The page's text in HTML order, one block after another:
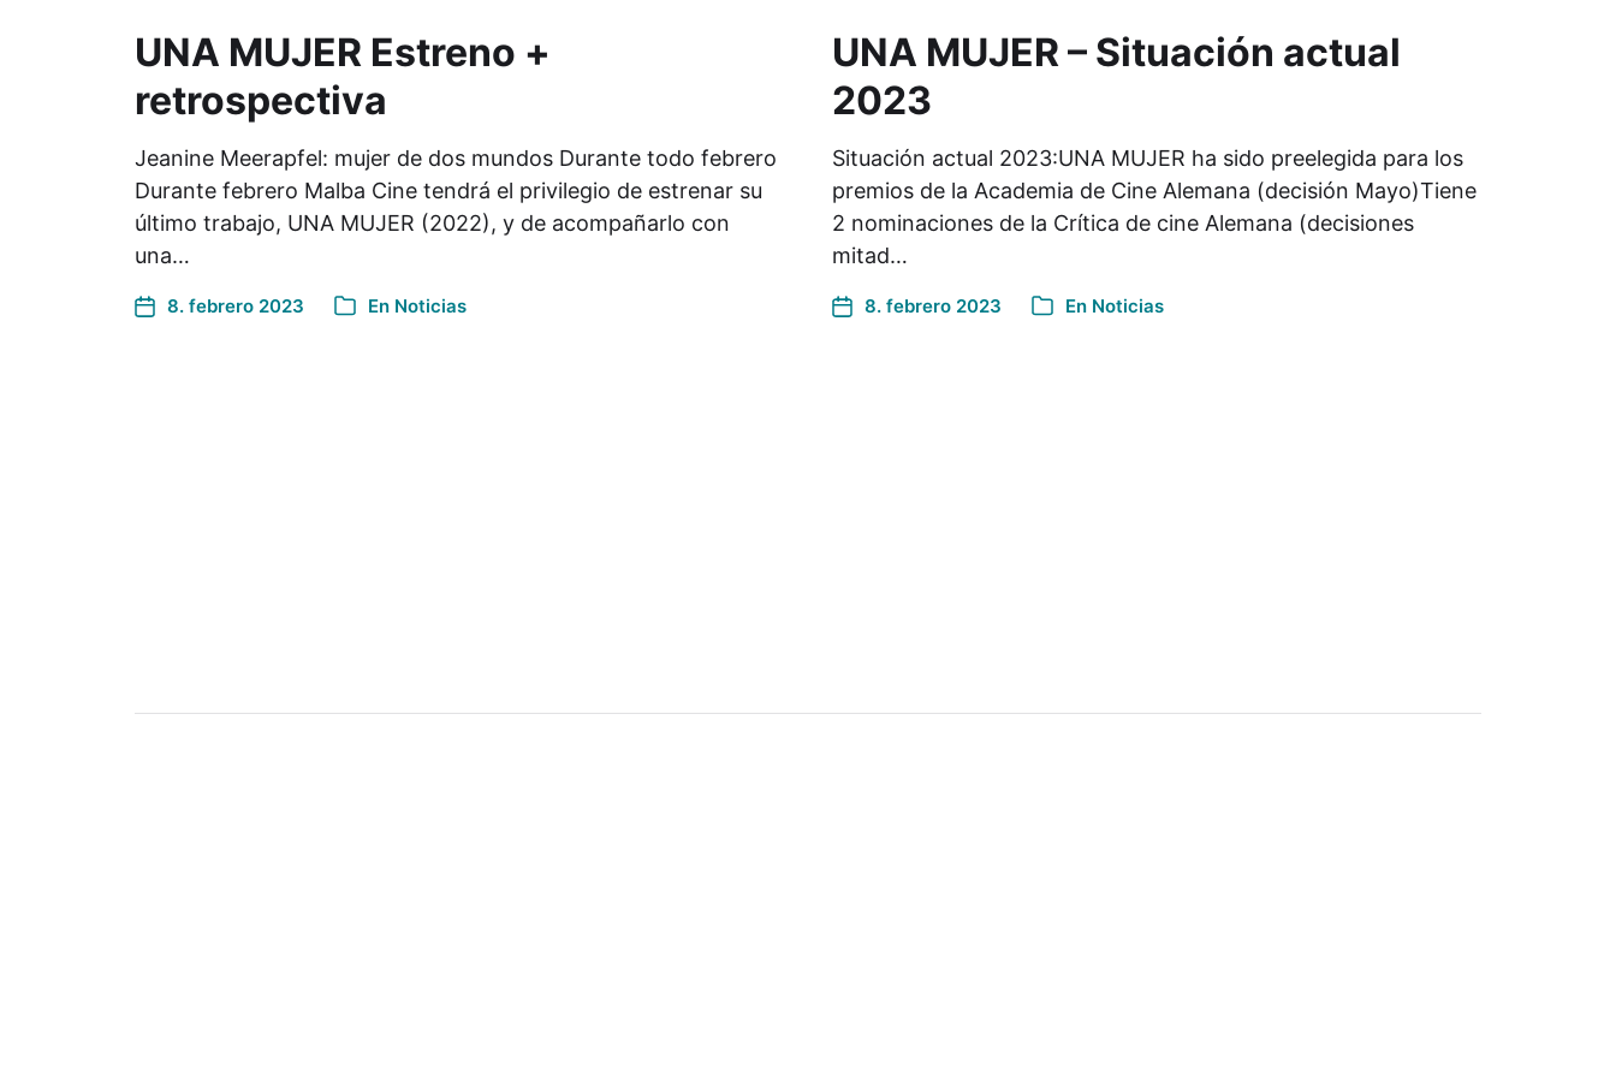
UNA MUJER Estreno +
retrospectiva
Jeanine Meerapfel: mujer de dos mundos Durante todo febrero
Durante febrero Malba Cine tendrá el privilegio de estrenar su
último trabajo, UNA MUJER (2022), y de acompañarlo con
una…
8. febrero 2023 En Noticias
UNA MUJER – Situación actual
2023
Situación actual 2023:UNA MUJER ha sido preelegida para los
premios de la Academia de Cine Alemana (decisión Mayo)Tiene
2 nominaciones de la Crítica de cine Alemana (decisiones
mitad…
8. febrero 2023 En Noticias